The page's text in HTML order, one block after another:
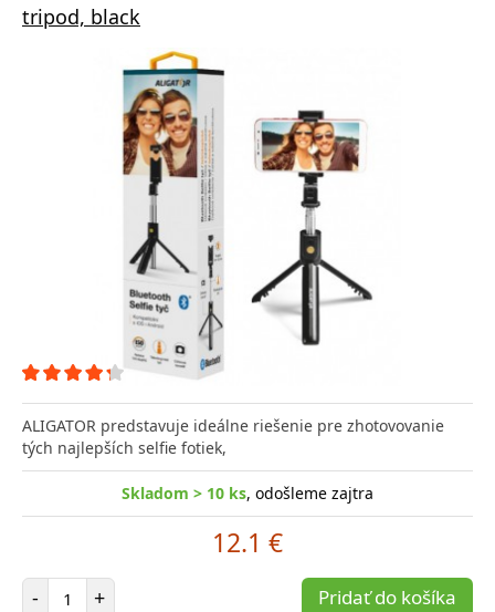
tripod, black
ALIGATOR predstavuje ideálne riešenie pre zhotovovanie
tých najlepších selfie fotiek,
Skladom > 10 ks, odošleme zajtra
12.1 €
- Počet položiek
+ Pridať do košíka